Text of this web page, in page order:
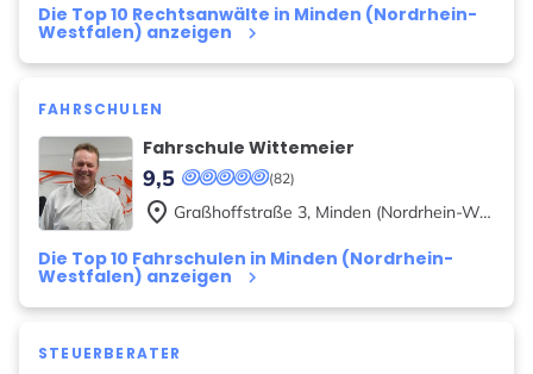
Die Top 10 Rechtsanwälte in Minden (Nordrhein-
Westfalen) anzeigen keyboard_arrow_right
FAHRSCHULEN
Fahrschule Wittemeier
(82)
9,5
Die Top 10 Fahrschulen in Minden (Nordrhein-
Westfalen) anzeigen keyboard_arrow_right
place Graßhoffstraße 3, Minden (Nordrhein-Westfalen)
STEUERBERATER